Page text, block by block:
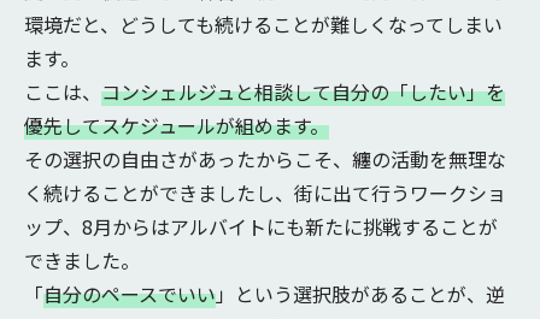
環境だと、どうしても続けることが難しくなってしまい
ます。
ここは、 コンシェルジュと相談して自分の「したい」を
優先してスケジュールが組めます。
その選択の自由さがあったからこそ、纏の活動を無理な
く続けることができましたし、街に出て行うワークショ
ップ、8月からはアルバイトにも新たに挑戦することが
できました。
「自分のペースでいい」という選択肢があることが、逆